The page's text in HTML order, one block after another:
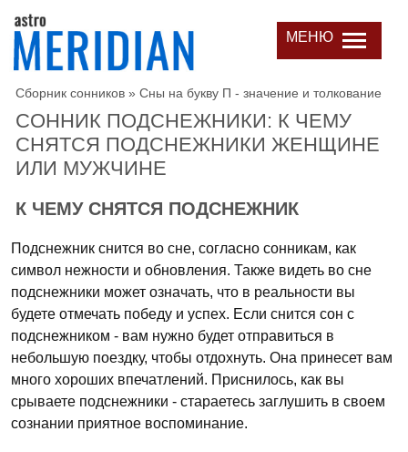
МЕНЮ
Сборник сонников » Сны на букву П - значение и толкование
СОННИК ПОДСНЕЖНИКИ: К ЧЕМУ
СНЯТСЯ ПОДСНЕЖНИКИ ЖЕНЩИНЕ
ИЛИ МУЖЧИНЕ
К ЧЕМУ СНЯТСЯ ПОДСНЕЖНИК
Подснежник снится во сне, согласно сонникам, как
символ нежности и обновления. Также видеть во сне
подснежники может означать, что в реальности вы
будете отмечать победу и успех. Если снится сон с
подснежником - вам нужно будет отправиться в
небольшую поездку, чтобы отдохнуть. Она принесет вам
много хороших впечатлений. Приснилось, как вы
срываете подснежники - стараетесь заглушить в своем
сознании приятное воспоминание.